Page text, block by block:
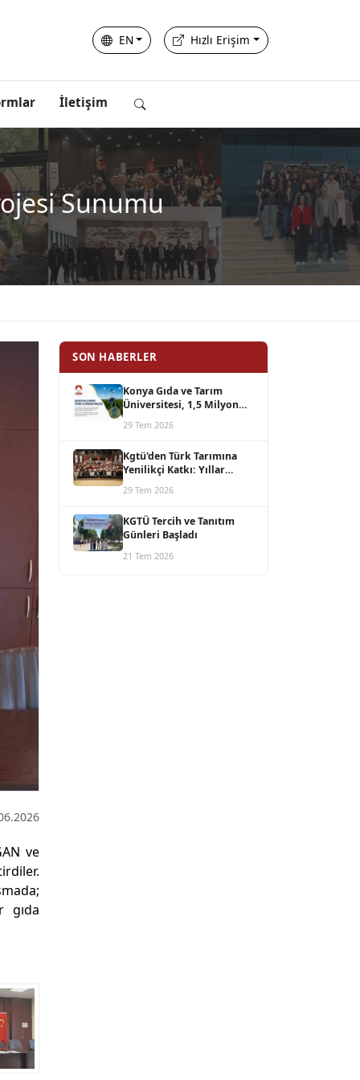
EN Hızlı Erişim
İletişim
Sunumu
ve
gıda
SON HABERLER
Konya Gıda ve Tarım
Üniversitesi, 1,5 Milyon
Europe TWIN-CLIMAGRI
29 Tem 2026
Kgtü'den Türk Tarımına
Yenilikçi Katkı: Yıllar
Ürünü Azotor Smart
29 Tem 2026
KGTÜ Tercih ve Tanıtım
Günleri Başladı
21 Tem 2026